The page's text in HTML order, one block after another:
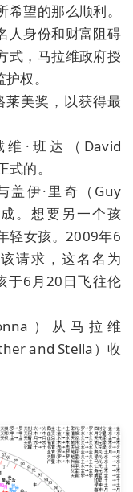
望的那么顺利。
人身份和财富阻碍
式，马拉维政府授
权。
美奖，以获得最
·班达（David
的。
盖伊·里奇（Guy
。想要另一个孩
轻女孩。2009年6
请求，这名名为
于6月20日飞往伦
）从马拉维
and Stella）收